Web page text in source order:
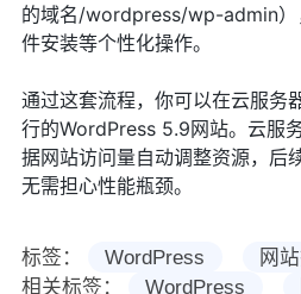
的域名/wordpress/wp-admin）
件安装等个性化操作。
通过这套流程，你可以在云服务
行的WordPress 5.9网站。云服
据网站访问量自动调整资源，后
无需担心性能瓶颈。
标签： WordPress 网
相关标签：
WordPress